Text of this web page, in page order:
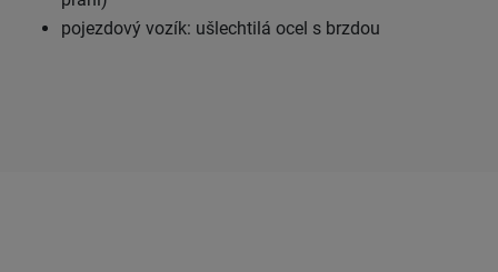
pojezdový vozík: ušlechtilá ocel s brzdou